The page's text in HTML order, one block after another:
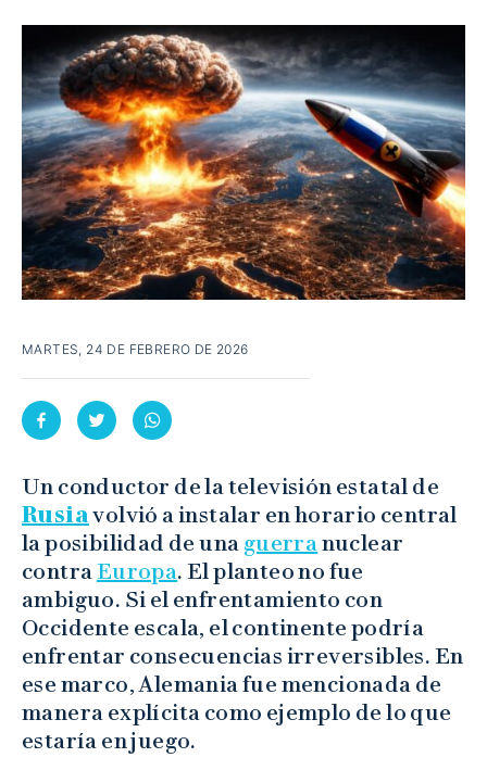
MARTES, 24 DE FEBRERO DE 2026
Un conductor de la televisión estatal de
Rusiavolvió a instalar en horario central
la posibilidad de una guerranuclear
contraEuropa. El planteo no fue
ambiguo. Si el enfrentamiento con
Occidente escala, el continente podría
enfrentar consecuencias irreversibles. En
ese marco, Alemania fue mencionada de
manera explícita como ejemplo de lo que
estaría en juego.